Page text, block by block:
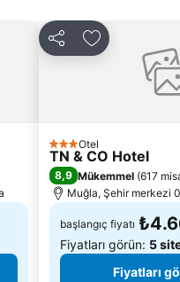
Mistral Martı Marina Halk Plajı
Caretta Dalyan Culture and Tourism Festival
Ağa Cami
Paylaş Favorilerime
3 Yıldız
Otel
TN & CO Hotel
8,9 Mükemmel (617
Muğla, Şehir merkezi
başlangıç fiyatı
Fiyatları görün: 5
Fiyatları